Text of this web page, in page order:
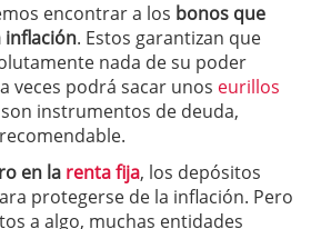
encontrar a los bonos que
inflación. Estos garantizan que
nada de su poder
veces podrá sacar unos eurillos
instrumentos de deuda,
en la renta fija, los depósitos
protegerse de la inflación. Pero
a algo, muchas entidades